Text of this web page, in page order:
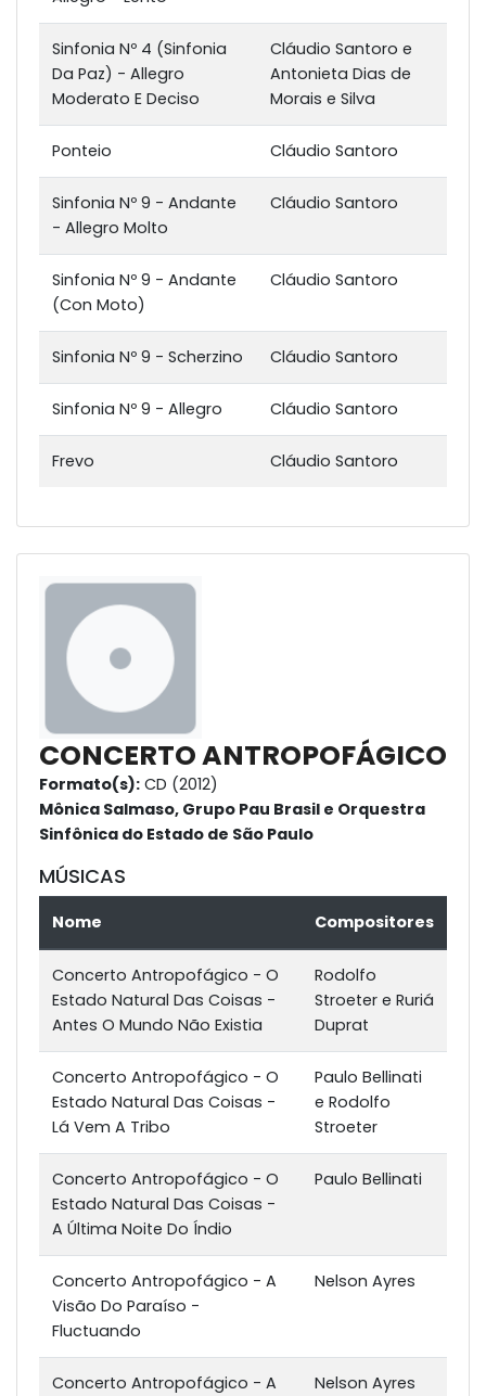
Sinfonia Nº 4 (Sinfonia
Da Paz) - Allegro
Moderato E Deciso
Cláudio Santoro e
Antonieta Dias de
Morais e Silva
Ponteio Cláudio Santoro
Sinfonia Nº 9 - Andante
- Allegro Molto
Cláudio Santoro
Sinfonia Nº 9 - Andante
(Con Moto)
Cláudio Santoro
Sinfonia Nº 9 - Scherzino Cláudio Santoro
Sinfonia Nº 9 - Allegro Cláudio Santoro
Frevo Cláudio Santoro
CONCERTO ANTROPOFÁGICO
Formato(s): CD (2012)
Mônica Salmaso, Grupo Pau Brasil e Orquestra
Sinfônica do Estado de São Paulo
MÚSICAS
Nome Compositores
Concerto Antropofágico - O
Estado Natural Das Coisas -
Antes O Mundo Não Existia
Rodolfo
Stroeter e Ruriá
Duprat
Concerto Antropofágico - O
Estado Natural Das Coisas -
Lá Vem A Tribo
Paulo Bellinati
e Rodolfo
Stroeter
Concerto Antropofágico - O
Estado Natural Das Coisas -
A Última Noite Do Índio
Paulo Bellinati
Concerto Antropofágico - A
Visão Do Paraíso -
Fluctuando
Nelson Ayres
Concerto Antropofágico - A
Nelson Ayres